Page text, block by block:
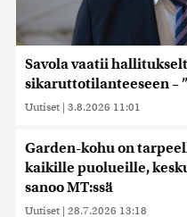
Savola vaatii
sikaruttotilanteeseen –
Uutiset | 3.8.2026 11:01
Garden-kohu on
kaikille puolueille,
sanoo MT:ssä
Uutiset | 28.7.2026 13:18